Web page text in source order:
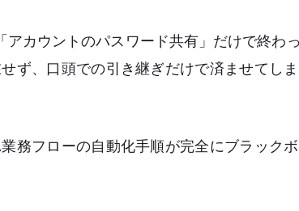
カウントのパスワード共有」だけで終わ
ず、口頭での引き継ぎだけで済ませてし
務フローの自動化手順が完全にブラック